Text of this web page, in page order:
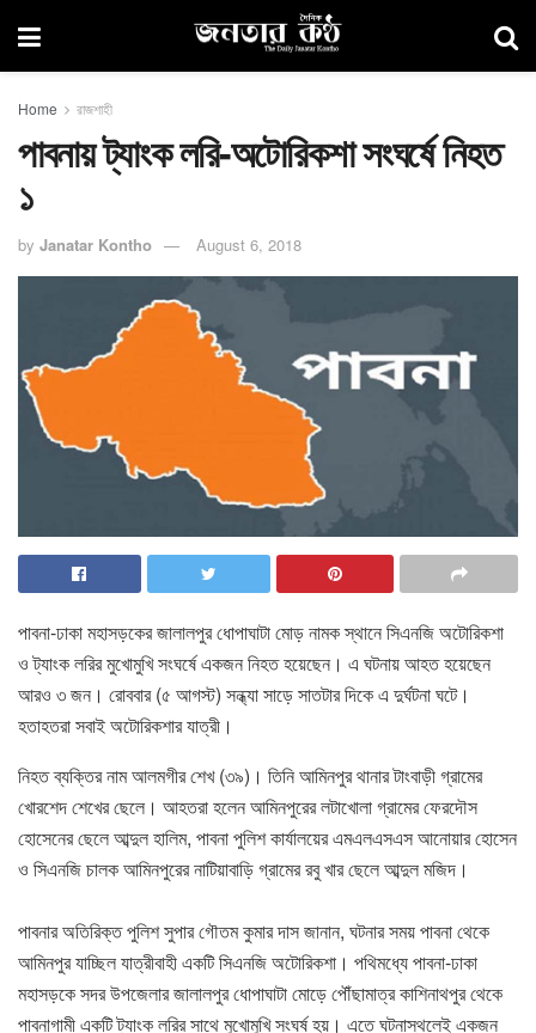
Home রাজশাহী
পাবনায় ট্যাংক লরি-অটোরিকশা সংঘর্ষে নিহত
১
by Janatar Kontho August 6, 2018
পাবনা-ঢাকা মহাসড়কের জালালপুর ধোপাঘাটা মোড় নামক স্থানে সিএনজি অটোরিকশা
ও ট্যাংক লরির মুখোমুখি সংঘর্ষে একজন নিহত হয়েছেন। এ ঘটনায় আহত হয়েছেন
আরও ৩ জন। রোববার (৫ আগস্ট) সন্ধ্যা সাড়ে সাতটার দিকে এ দুর্ঘটনা ঘটে।
হতাহতরা সবাই অটোরিকশার যাত্রী।
নিহত ব্যক্তির নাম আলমগীর শেখ (৩৯)। তিনি আমিনপুর থানার টাংবাড়ী গ্রামের
খোরশেদ শেখের ছেলে। আহতরা হলেন আমিনপুরের লটাখোলা গ্রামের ফেরদৌস
হোসেনের ছেলে আব্দুল হালিম, পাবনা পুলিশ কার্যালয়ের এমএলএসএস আনোয়ার হোসেন
ও সিএনজি চালক আমিনপুরের নাটিয়াবাড়ি গ্রামের রবু খার ছেলে আব্দুল মজিদ।
পাবনার অতিরিক্ত পুলিশ সুপার গৌতম কুমার দাস জানান, ঘটনার সময় পাবনা থেকে
আমিনপুর যাচ্ছিল যাত্রীবাহী একটি সিএনজি অটোরিকশা। পথিমধ্যে পাবনা-ঢাকা
মহাসড়কে সদর উপজেলার জালালপুর ধোপাঘাটা মোড়ে পৌঁছামাত্র কাশিনাথপুর থেকে
পাবনাগামী একটি ট্যাংক লরির সাথে মুখোমুখি সংঘর্ষ হয়। এতে ঘটনাস্থলেই একজন